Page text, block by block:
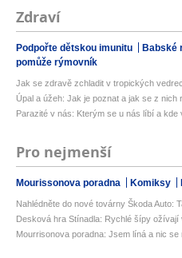
Zdraví
Podpořte dětskou imunitu Babské
pomůže rýmovník
Jak se zdravě zchladit v tropických
Úpal a úžeh: Jak je poznat a jak se z nich
Parazité v nás: Kterým se u nás líbí a kde
Pro nejmenší
Mourissonova poradna Komiksy
Nahlédněte do nové továrny Škoda Auto:
Desková hra Stínadla: Rychlé šípy ožívají
Mourrisonova poradna: Jsem líná a nic se